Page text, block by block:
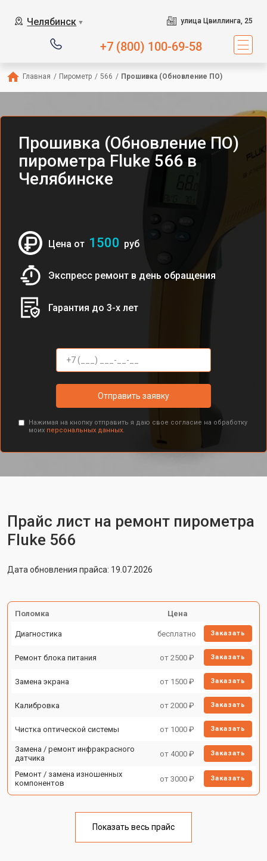
Челябинск ▼ улица Цвиллинга, 25
+7 (800) 100-69-58
Главная / Пирометр / 566 / Прошивка (Обновление ПО)
Прошивка (Обновление ПО)
пирометра Fluke 566 в
Челябинске
Цена от 1500 руб
Экспресс ремонт в день обращения
Гарантия до 3-х лет
Отправить заявку
Нажимая на кнопку отправить я даю свое согласие на обработку
моих персональных данных.
Прайс лист на ремонт пирометра
Fluke 566
Дата обновления прайса: 19.07.2026
Поломка Цена
Диагностика бесплатно Заказать
Ремонт блока питания от 2500 ₽ Заказать
Замена экрана от 1500 ₽ Заказать
Калибровка от 2000 ₽ Заказать
Чистка оптической системы от 1000 ₽ Заказать
Замена / ремонт инфракрасного
датчика
от 4000 ₽ Заказать
Ремонт / замена изношенных
компонентов
от 3000 ₽ Заказать
Показать весь прайс